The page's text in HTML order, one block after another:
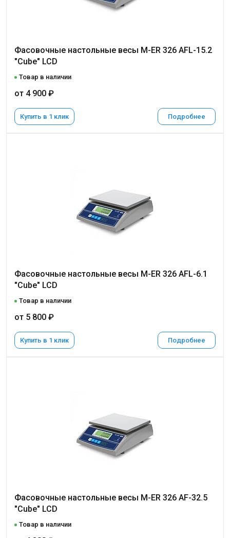
Фасовочные настольные весы M-ER 326 AFL-15.2
"Cube" LCD
Товар в наличии
от 4 900 ₽
Купить в 1 клик Подробнее
Фасовочные настольные весы M-ER 326 AFL-6.1
"Cube" LCD
Товар в наличии
от 5 800 ₽
Купить в 1 клик Подробнее
Фасовочные настольные весы M-ER 326 AF-32.5
"Cube" LCD
Товар в наличии